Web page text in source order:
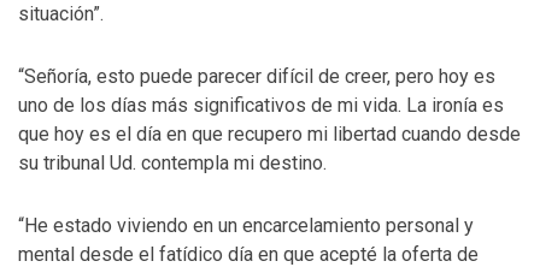
situación”.
“Señoría, esto puede parecer difícil de creer, pero hoy es
uno de los días más significativos de mi vida. La ironía es
que hoy es el día en que recupero mi libertad cuando desde
su tribunal Ud. contempla mi destino.
“He estado viviendo en un encarcelamiento personal y
mental desde el fatídico día en que acepté la oferta de